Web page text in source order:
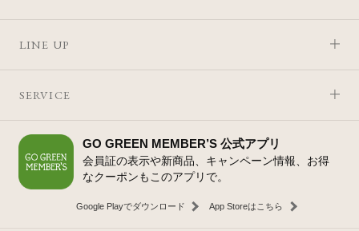
LINE UP
SERVICE
GO GREEN MEMBER’S 公式アプリ
会員証の表示や新商品、キャンペーン情報、お得
なクーポンもこのアプリで。
Google Playでダウンロード App Storeはこちら